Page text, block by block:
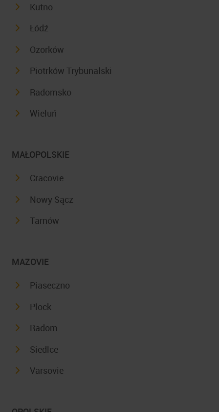
Kutno
Łódź
Ozorków
Piotrków Trybunalski
Radomsko
Wieluń
MAŁOPOLSKIE
Cracovie
Nowy Sącz
Tarnów
MAZOVIE
Piaseczno
Plock
Radom
Siedlce
Varsovie